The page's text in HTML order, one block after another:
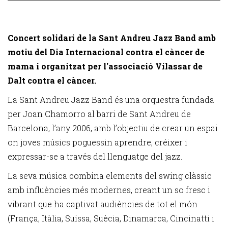
Concert solidari de la Sant Andreu Jazz Band amb
motiu del Dia Internacional contra el càncer de
mama i organitzat per l'associació Vilassar de
Dalt contra el càncer.
La Sant Andreu Jazz Band és una orquestra fundada
per Joan Chamorro al barri de Sant Andreu de
Barcelona, l’any 2006, amb l’objectiu de crear un espai
on joves músics poguessin aprendre, créixer i
expressar-se a través del llenguatge del jazz.
La seva música combina elements del swing clàssic
amb influències més modernes, creant un so fresc i
vibrant que ha captivat audiències de tot el món
(França, Itàlia, Suïssa, Suècia, Dinamarca, Cincinatti i